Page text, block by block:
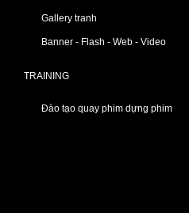
Gallery tranh
Banner - Flash - Web - Video
TRAINING
Đào tạo quay phim dựng phim